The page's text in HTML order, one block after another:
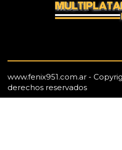
www.fenix951.com.ar -
derechos reservados